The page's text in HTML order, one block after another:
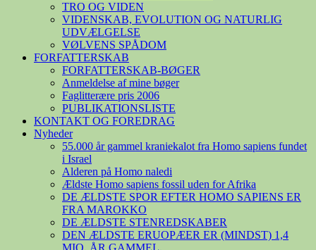
TRO OG VIDEN
VIDENSKAB, EVOLUTION OG NATURLIG
UDVÆLGELSE
VØLVENS SPÅDOM
FORFATTERSKAB
FORFATTERSKAB-BØGER
Anmeldelse af mine bøger
Faglitterære pris 2006
PUBLIKATIONSLISTE
KONTAKT OG FOREDRAG
Nyheder
55.000 år gammel kraniekalot fra Homo sapiens fundet
i Israel
Alderen på Homo naledi
Ældste Homo sapiens fossil uden for Afrika
DE ÆLDSTE SPOR EFTER HOMO SAPIENS ER
FRA MAROKKO
DE ÆLDSTE STENREDSKABER
DEN ÆLDSTE ERUOPÆER ER (MINDST) 1,4
MIO. ÅR GAMMEL.